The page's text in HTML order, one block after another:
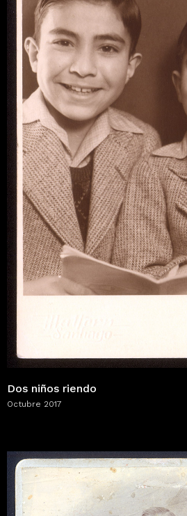
Dos niños riendo
Octubre 2017